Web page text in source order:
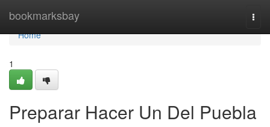
bookmarksbay
Home
Home
1
Preparar Hacer Un Del Puebla